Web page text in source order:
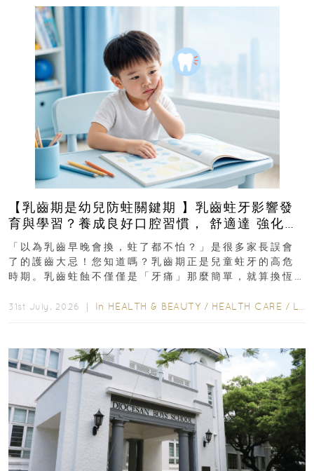
【乳齒期是幼兒防蛀關鍵期 】乳齒蛀牙影響發
育與學習？養成良好口腔習慣， 舒適達 強化琺
瑯質 兒童牙膏防護指南
「以為乳齒早晚會換，蛀了都不怕？」是很多家長誤會
了的護齒大忌！您知道嗎？乳齒期正是兒童蛀牙的高危
時期。乳齒蛀蝕不僅僅是「牙痛」那麼簡單，就算換恆
31st July, 2026 ｜ In HEALTH & BEAUTY / HEALTH CARE / LIFESTYLE